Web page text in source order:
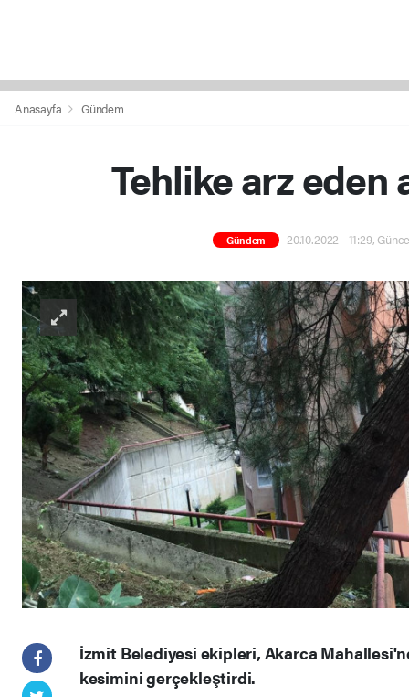
Anasayfa Gündem
Tehlike arz
Gündem 20.10.2022 - 11:29,
İzmit Belediyesi ekipleri, Akarca
kesimini gerçekleştirdi.